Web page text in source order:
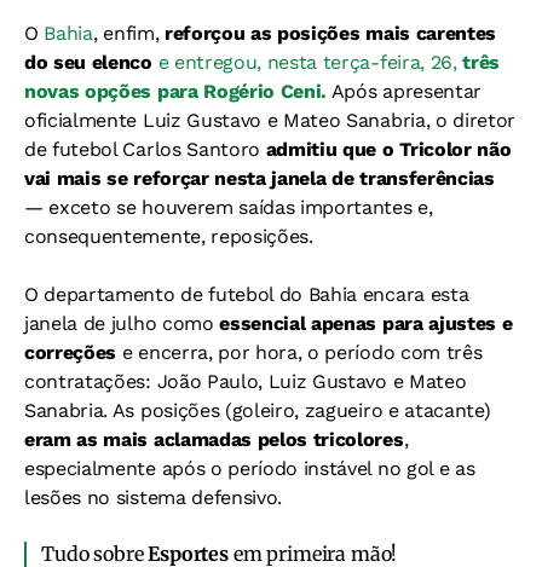
O Bahia, enfim, reforçou as posições mais carentes
do seu elenco e entregou, nesta terça-feira, 26,três
novas opções para Rogério Ceni. Após apresentar
oficialmente Luiz Gustavo e Mateo Sanabria, o diretor
de futebol Carlos Santoro admitiu que o Tricolor não
vai mais se reforçar nesta janela de transferências
— exceto se houverem saídas importantes e,
consequentemente, reposições.
O departamento de futebol do Bahia encara esta
janela de julho como essencial apenas para ajustes e
correções e encerra, por hora, o período com três
contratações: João Paulo, Luiz Gustavo e Mateo
Sanabria. As posições (goleiro, zagueiro e atacante)
eram as mais aclamadas pelos tricolores,
especialmente após o período instável no gol e as
lesões no sistema defensivo.
Tudo sobreEsportesem primeira mão!